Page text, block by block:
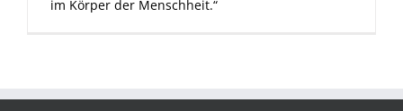
im Körper der Menschheit.“